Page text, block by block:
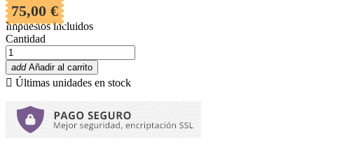
75,00 €
Impuestos incluidos
Cantidad
add Añadir al carrito
 Últimas unidades en stock